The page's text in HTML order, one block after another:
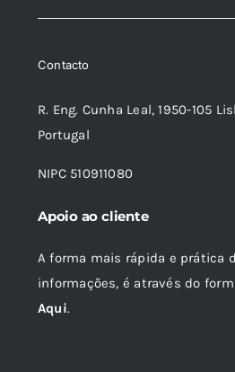
original
24,07 €.
atual
21,67 €.
Contacto
R. Eng. Cunha Leal, 1950-105
Portugal
NIPC 510911080
Apoio ao cliente
A forma mais rápida e prática
informações, é através do
Aqui.